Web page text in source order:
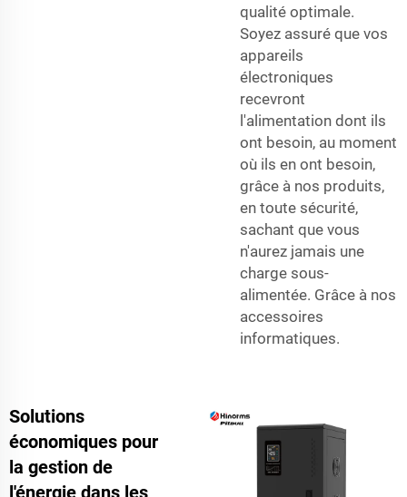
qualité optimale.
Soyez assuré que vos
appareils
électroniques
recevront
l'alimentation dont ils
ont besoin, au moment
où ils en ont besoin,
grâce à nos produits,
en toute sécurité,
sachant que vous
n'aurez jamais une
charge sous-
alimentée. Grâce à nos
accessoires
informatiques.
Solutions
économiques pour
la gestion de
l'énergie dans les